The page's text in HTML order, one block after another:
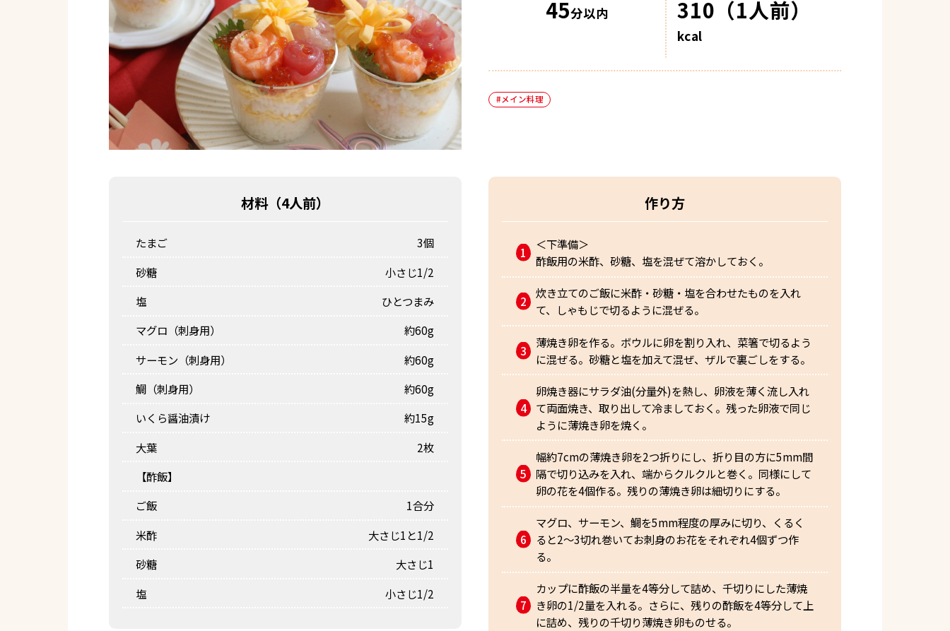
45分以内 310（1人前）
kcal
#メイン料理
材料（4人前）
たまご
3個
砂糖
小さじ1/2
塩
ひとつまみ
マグロ（刺身用）
約60g
サーモン（刺身用）
約60g
鯛（刺身用）
約60g
いくら醤油漬け
約15g
大葉
2枚
【酢飯】
ご飯
1合分
米酢
大さじ1と1/2
砂糖
大さじ1
塩
小さじ1/2
作り方
＜下準備＞
酢飯用の米酢、砂糖、塩を混ぜて溶かしておく。
炊き立てのご飯に米酢・砂糖・塩を合わせたものを入れ
て、しゃもじで切るように混ぜる。
薄焼き卵を作る。ボウルに卵を割り入れ、菜箸で切るよう
に混ぜる。砂糖と塩を加えて混ぜ、ザルで裏ごしをする。
卵焼き器にサラダ油(分量外)を熱し、卵液を薄く流し入れ
て両面焼き、取り出して冷ましておく。残った卵液で同じ
ように薄焼き卵を焼く。
幅約7cmの薄焼き卵を2つ折りにし、折り目の方に5mm間
隔で切り込みを入れ、端からクルクルと巻く。同様にして
卵の花を4個作る。残りの薄焼き卵は細切りにする。
マグロ、サーモン、鯛を5mm程度の厚みに切り、くるく
ると2～3切れ巻いてお刺身のお花をそれぞれ4個ずつ作
る。
カップに酢飯の半量を4等分して詰め、千切りにした薄焼
き卵の1/2量を入れる。さらに、残りの酢飯を4等分して上
に詰め、残りの千切り薄焼き卵ものせる。